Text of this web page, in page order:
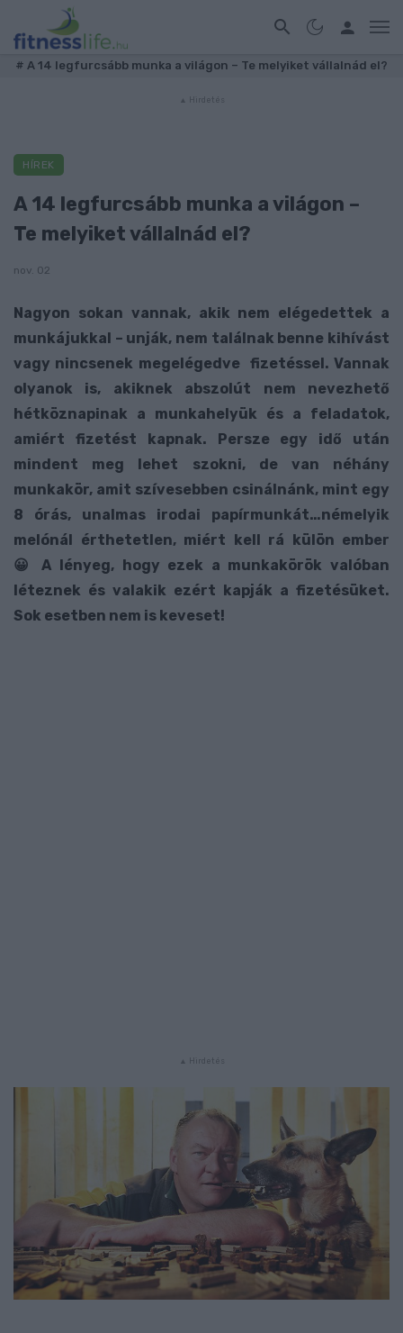
# A 14 legfurcsább munka a világon – Te melyiket vállalnád el?
HÍREK
A 14 legfurcsább munka a világon –
Te melyiket vállalnád el?
nov. 02
Nagyon sokan vannak, akik nem elégedettek a
munkájukkal – unják, nem találnak benne kihívást
vagy nincsenek megelégedve fizetéssel. Vannak
olyanok is, akiknek abszolút nem nevezhető
hétköznapinak a munkahelyük és a feladatok,
amiért fizetést kapnak. Persze egy idő után
mindent meg lehet szokni, de van néhány
munkakör, amit szívesebben csinálnánk, mint egy
8 órás, unalmas irodai papírmunkát…némelyik
melónál érthetetlen, miért kell rá külön ember
😀 A lényeg, hogy ezek a munkakörök valóban
léteznek és valakik ezért kapják a fizetésüket.
Sok esetben nem is keveset!